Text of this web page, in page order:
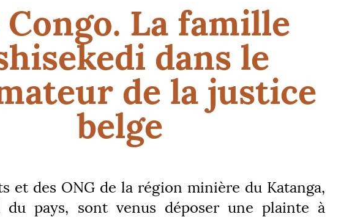
Congo. La famille
dans le
de la justice
belge
et des ONG de la région minière du Katanga,
du pays, sont venus déposer une plainte à